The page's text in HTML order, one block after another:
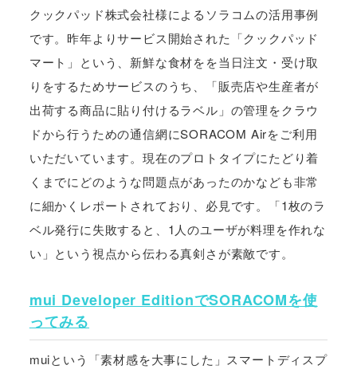
クックパッド株式会社様によるソラコムの活用事例
です。昨年よりサービス開始された「クックパッド
マート」という、新鮮な食材をを当日注文・受け取
りをするためサービスのうち、「販売店や生産者が
出荷する商品に貼り付けるラベル」の管理をクラウ
ドから行うための通信網にSORACOM Airをご利用
いただいています。現在のプロトタイプにたどり着
くまでにどのような問題点があったのかなども非常
に細かくレポートされており、必見です。「1枚のラ
ベル発行に失敗すると、1人のユーザが料理を作れな
い」という視点から伝わる真剣さが素敵です。
mui Developer EditionでSORACOMを使
ってみる
muiという「素材感を大事にした」スマートディスプ